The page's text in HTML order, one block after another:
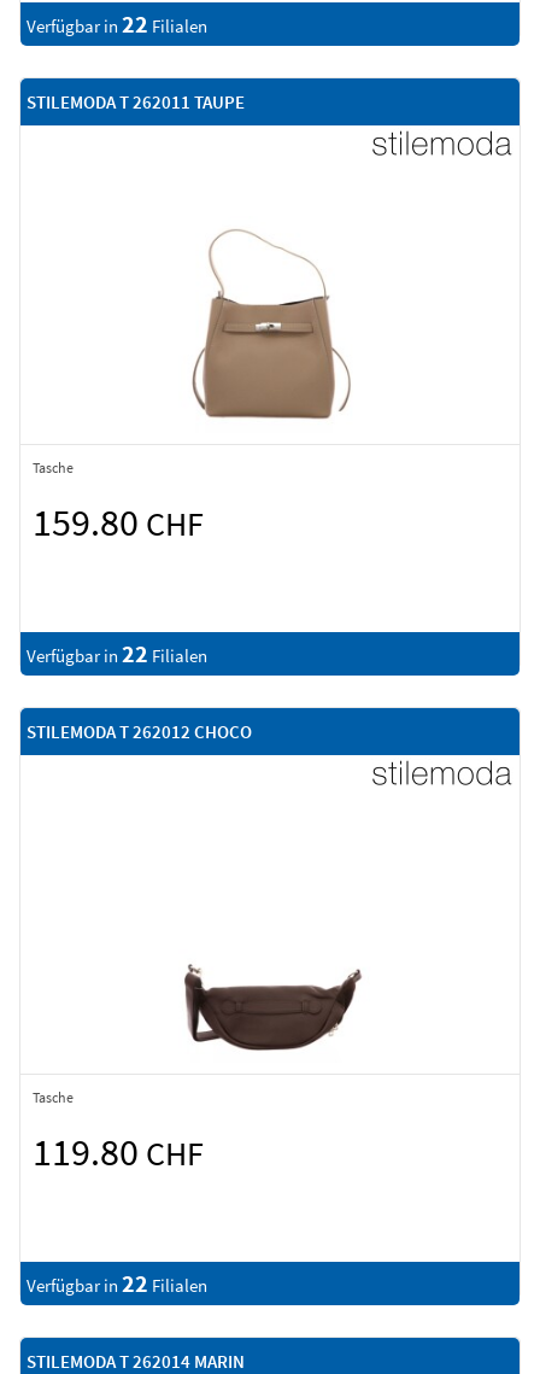
Verfügbar in 22 Filialen
STILEMODA T 262011 TAUPE
Tasche
159.80 CHF
Verfügbar in 22 Filialen
STILEMODA T 262012 CHOCO
Tasche
119.80 CHF
Verfügbar in 22 Filialen
STILEMODA T 262014 MARIN